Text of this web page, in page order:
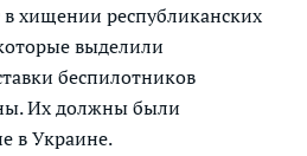
хищении республиканских
выделили
беспилотников
Их должны были
в Украине.